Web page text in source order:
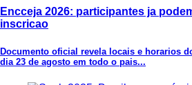
Encceja 2026: participantes ja
inscricao
Documento oficial revela locais e horarios
dia 23 de agosto em todo o pais...